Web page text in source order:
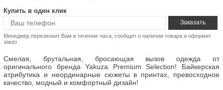
Купить в один клик
Менеджер перезвонит Вам в течение часа, сообщит о наличии товара и оформит
заказ
Смелая, брутальная, бросающая вызов одежда от
оригинального бренда Yakuza Premium Selection! Байкерская
атрибутика и неординарные сюжеты в принтах, превосходное
качество, модный и комфортный дизайн!